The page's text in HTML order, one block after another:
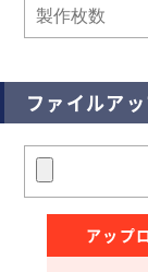
ファイルア
アップ